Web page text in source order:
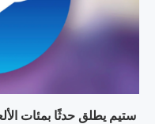
ستيم يطلق حدثًا بمئات